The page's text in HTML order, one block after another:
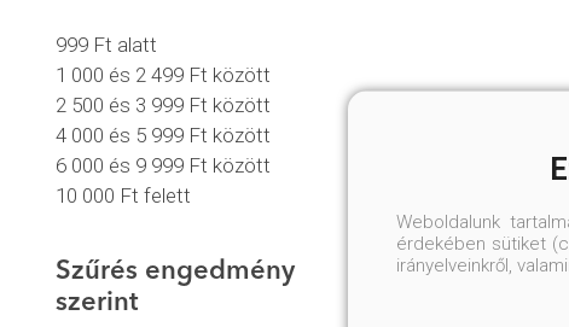
999 Ft alatt
1 000 és 2 499 Ft között
2 500 és 3 999 Ft között
4 000 és 5 999 Ft között
6 000 és 9 999 Ft között
10 000 Ft felett
Szűrés engedmény
szerint
Weboldalunk
érdekében sütiket
irányelveinkről,